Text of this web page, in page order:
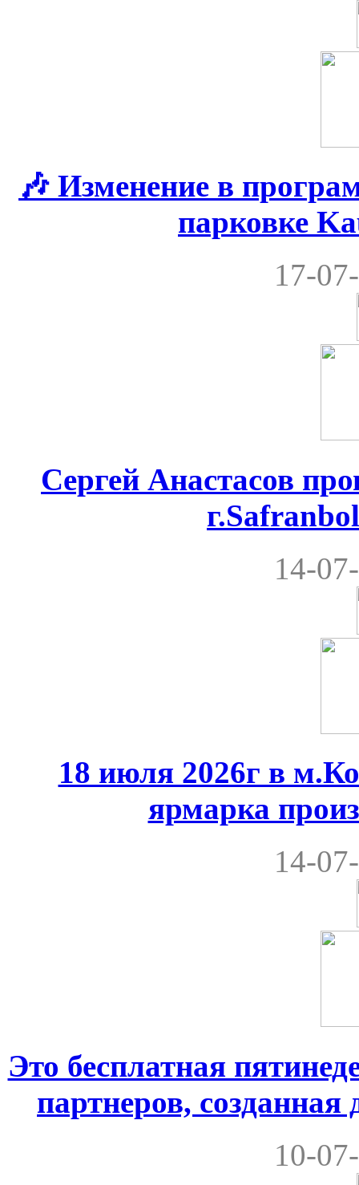
🎶 Изменение в
парковке
17-
Сергей Анастасов
14-
18 июля 2026г в
ярмарка
14-
Это бесплатная
партнеров,
10-